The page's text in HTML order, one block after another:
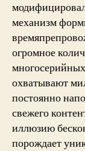
механизм
огромное
охватывают
постоянно
свежего
иллюзию
порождает